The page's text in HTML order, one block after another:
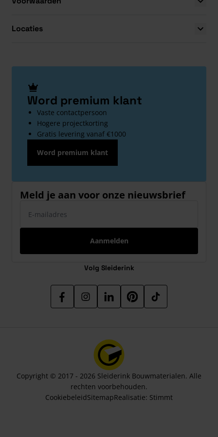
Locaties
Word premium klant
Vaste contactpersoon
Hogere projectkorting
Gratis levering vanaf €1000
Word premium klant
Meld je aan voor onze nieuwsbrief
Aanmelden
Volg Sleiderink
Copyright © 2017 - 2026 Sleiderink Bouwmaterialen. Alle
rechten voorbehouden.
CookiebeleidSitemapRealisatie: Stimmt